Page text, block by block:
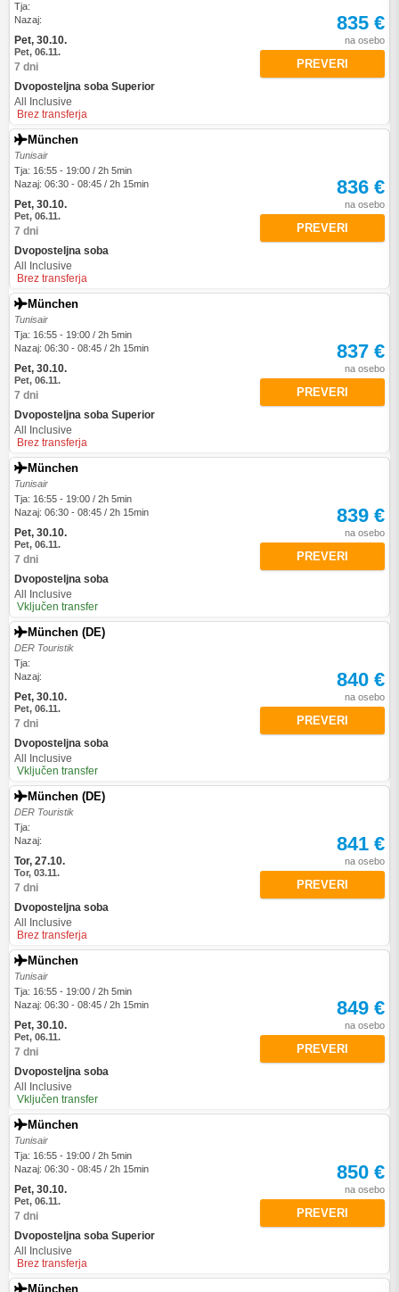
Tja:
Nazaj:
Pet, 30.10.
Pet, 06.11.
7 dni
Dvoposteljna soba Superior
All Inclusive
Brez transferja
835 €
na osebo
PREVERI
München
Tunisair
Tja: 16:55 - 19:00 / 2h 5min
Nazaj: 06:30 - 08:45 / 2h 15min
Pet, 30.10.
Pet, 06.11.
7 dni
Dvoposteljna soba
All Inclusive
Brez transferja
836 €
na osebo
PREVERI
München
Tunisair
Tja: 16:55 - 19:00 / 2h 5min
Nazaj: 06:30 - 08:45 / 2h 15min
Pet, 30.10.
Pet, 06.11.
7 dni
Dvoposteljna soba Superior
All Inclusive
Brez transferja
837 €
na osebo
PREVERI
München
Tunisair
Tja: 16:55 - 19:00 / 2h 5min
Nazaj: 06:30 - 08:45 / 2h 15min
Pet, 30.10.
Pet, 06.11.
7 dni
Dvoposteljna soba
All Inclusive
Vključen transfer
839 €
na osebo
PREVERI
München (DE)
DER Touristik
Tja:
Nazaj:
Pet, 30.10.
Pet, 06.11.
7 dni
Dvoposteljna soba
All Inclusive
Vključen transfer
840 €
na osebo
PREVERI
München (DE)
DER Touristik
Tja:
Nazaj:
Tor, 27.10.
Tor, 03.11.
7 dni
Dvoposteljna soba
All Inclusive
Brez transferja
841 €
na osebo
PREVERI
München
Tunisair
Tja: 16:55 - 19:00 / 2h 5min
Nazaj: 06:30 - 08:45 / 2h 15min
Pet, 30.10.
Pet, 06.11.
7 dni
Dvoposteljna soba
All Inclusive
Vključen transfer
849 €
na osebo
PREVERI
München
Tunisair
Tja: 16:55 - 19:00 / 2h 5min
Nazaj: 06:30 - 08:45 / 2h 15min
Pet, 30.10.
Pet, 06.11.
7 dni
Dvoposteljna soba Superior
All Inclusive
Brez transferja
850 €
na osebo
PREVERI
München